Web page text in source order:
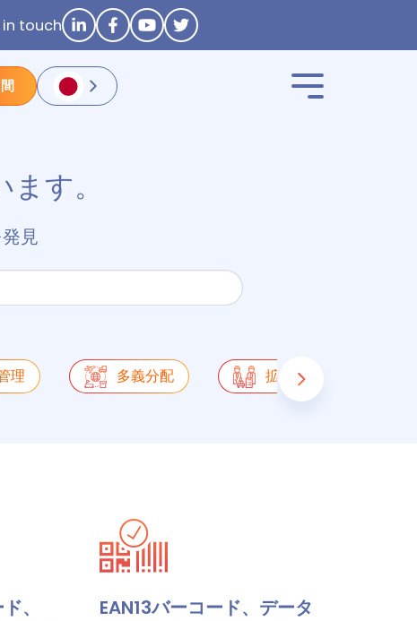
in touch
す。
見
理 多義分配 拡張サプライチェーン
、
EAN13バーコード、データ